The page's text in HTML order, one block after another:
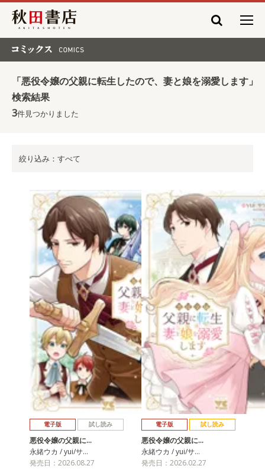
秋田書店
「悪役令嬢の父親に転生したので、妻と娘を溺愛します」
検索結果
3件見つかりました
絞り込み：すべて
電子版 試し読み
悪役令嬢の父親に…
永緒ウカ / yui/サ…
発売日：2026.08.27
電子版 試し読み
悪役令嬢の父親に…
永緒ウカ / yui/サ…
発売日：2026.02.27